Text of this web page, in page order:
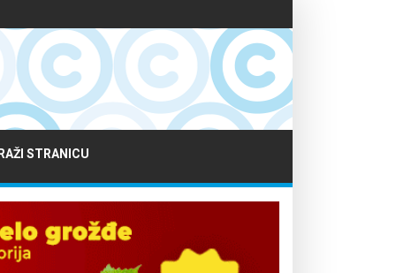
STRANICU